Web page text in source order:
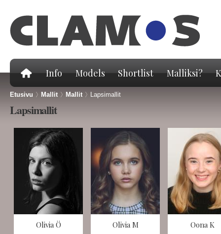
Info Models Shortlist Malliksi?
Etusivu > Mallit> Mallit> Lapsimallit
Lapsimallit
Olivia Ö Olivia M Oona K
Sivut